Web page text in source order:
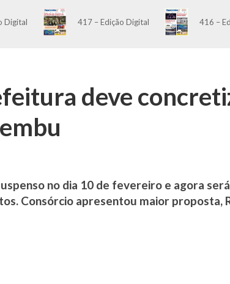
Digital 417 – Edição Digital 416 –
deve
no dia 10 de fevereiro e agora
Consórcio apresentou maior proposta,